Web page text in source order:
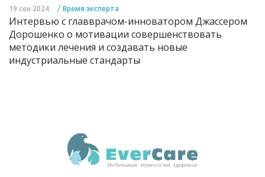
19 сен 2024 / Время эксперта
Интервью с главврачом-инноватором Джассером
Дорошенко о мотивации совершенствовать
методики лечения и создавать новые
индустриальные стандарты